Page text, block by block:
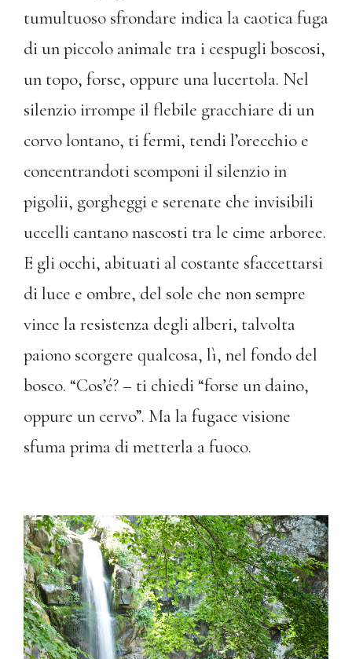
tumultuoso sfrondare indica la caotica fuga
di un piccolo animale tra i cespugli boscosi,
un topo, forse, oppure una lucertola. Nel
silenzio irrompe il flebile gracchiare di un
corvo lontano, ti fermi, tendi l’orecchio e
concentrandoti scomponi il silenzio in
pigolii, gorgheggi e serenate che invisibili
uccelli cantano nascosti tra le cime arboree.
E gli occhi, abituati al costante sfaccettarsi
di luce e ombre, del sole che non sempre
vince la resistenza degli alberi, talvolta
paiono scorgere qualcosa, lì, nel fondo del
bosco. “Cos’é? – ti chiedi “forse un daino,
oppure un cervo”. Ma la fugace visione
sfuma prima di metterla a fuoco.